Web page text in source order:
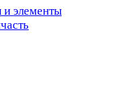
элементы